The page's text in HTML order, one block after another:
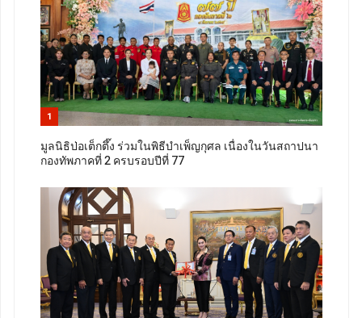
1
มูลนิธิป่อเต็กตึ๊ง ร่วมในพิธีบำเพ็ญกุศล เนื่องในวันสถาปนา
กองทัพภาคที่ 2 ครบรอบปีที่ 77